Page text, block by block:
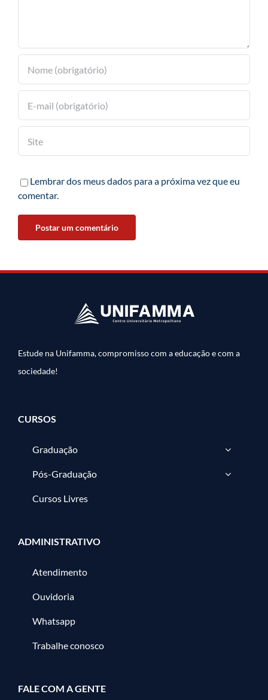
Lembrar dos meus dados para a próxima vez que eu
comentar.
Estude na Unifamma, compromisso com a educação e com a
sociedade!
CURSOS
Graduação
Pós-Graduação
Cursos Livres
ADMINISTRATIVO
Atendimento
Ouvidoria
Whatsapp
Trabalhe conosco
FALE COM A GENTE